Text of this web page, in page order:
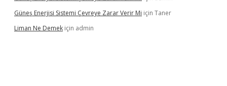
Güneş Enerjisi Sistemi Çevreye Zarar Verir Mi için Taner
Liman Ne Demek için admin